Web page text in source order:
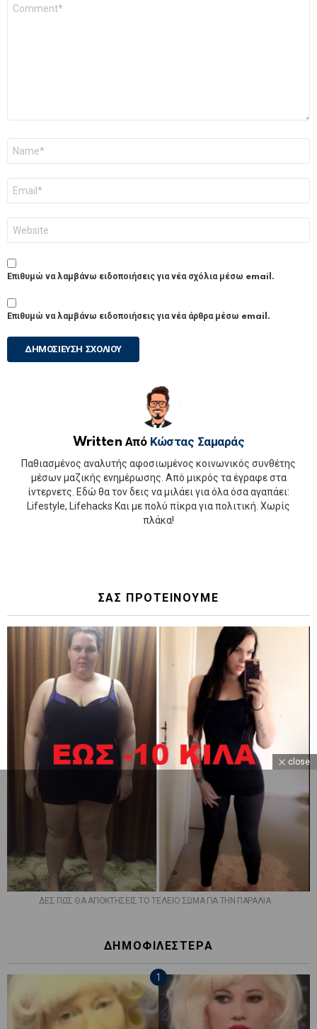
Επιθυμώ να λαμβάνω ειδοποιήσεις για νέα σχόλια μέσω email.
Επιθυμώ να λαμβάνω ειδοποιήσεις για νέα άρθρα μέσω email.
Written Από Κώστας Σαμαράς
Παθιασμένος αναλυτής αφοσιωμένος κοινωνικός συνθέτης
μέσων μαζικής ενημέρωσης. Από μικρός τα έγραφε στα
ίντερνετς. Εδώ θα τον δεις να μιλάει για όλα όσα αγαπάει:
Lifestyle, Lifehacks Και με πολύ πίκρα για πολιτική. Χωρίς
πλάκα!
ΣΑΣ ΠΡΟΤΕΙΝΟΥΜΕ
ΔΕΣ ΠΩΣ ΘΑ ΑΠΟΚΤΗΣΕΙΣ ΤΟ ΤΕΛΕΙΟ ΣΩΜΑ ΓΙΑ ΤΗΝ ΠΑΡΑΛΙΑ
ΔΗΜΟΦΙΛΕΣΤΕΡΑ
close